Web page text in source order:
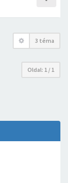
3 téma
Oldal: 1 / 1